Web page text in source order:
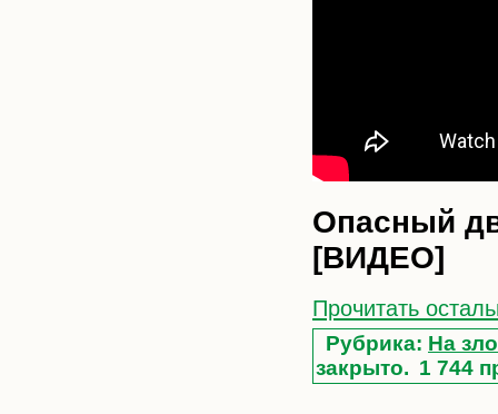
Опасный
[ВИДЕО]
Прочитать
Рубрика: На
закрыто. 1 744